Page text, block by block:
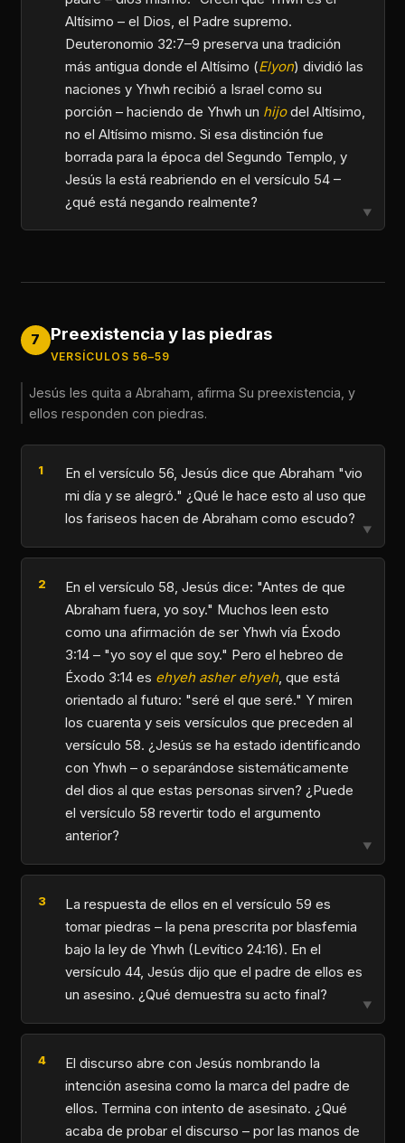
Altísimo – el Dios, el Padre supremo.
Deuteronomio 32:7–9 preserva una tradición
más antigua donde el Altísimo (Elyon) dividió las
naciones y Yhwh recibió a Israel como su
porción – haciendo de Yhwh un hijodel Altísimo,
no el Altísimo mismo. Si esa distinción fue
borrada para la época del Segundo Templo, y
Jesús la está reabriendo en el versículo 54 –
¿qué está negando realmente?
▼
7 Preexistencia y las piedras
VERSÍCULOS 56–59
Jesús les quita a Abraham, afirma Su preexistencia, y
ellos responden con piedras.
En el versículo 56, Jesús dice que Abraham "vio
mi día y se alegró." ¿Qué le hace esto al uso que
los fariseos hacen de Abraham como escudo?
▼
En el versículo 58, Jesús dice: "Antes de que
Abraham fuera, yo soy." Muchos leen esto
como una afirmación de ser Yhwh vía Éxodo
3:14 – "yo soy el que soy." Pero el hebreo de
Éxodo 3:14 es ehyeh asher ehyeh, que está
orientado al futuro: "seré el que seré." Y miren
los cuarenta y seis versículos que preceden al
versículo 58. ¿Jesús se ha estado identificando
con Yhwh – o separándose sistemáticamente
del dios al que estas personas sirven? ¿Puede
el versículo 58 revertir todo el argumento
anterior?
▼
La respuesta de ellos en el versículo 59 es
tomar piedras – la pena prescrita por blasfemia
bajo la ley de Yhwh (Levítico 24:16). En el
versículo 44, Jesús dijo que el padre de ellos es
un asesino. ¿Qué demuestra su acto final?
▼
El discurso abre con Jesús nombrando la
intención asesina como la marca del padre de
ellos. Termina con intento de asesinato. ¿Qué
acaba de probar el discurso – por las manos de